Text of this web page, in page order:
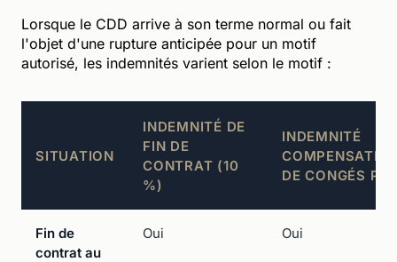
Lorsque le CDD arrive à son terme normal ou fait
l'objet d'une rupture anticipée pour un motif
autorisé, les indemnités varient selon le motif :
SITUATION
INDEMNITÉ DE
FIN DE
CONTRAT (10
%)
INDEMNITÉ
DE CONGÉS
Fin de
contrat au
Oui Oui